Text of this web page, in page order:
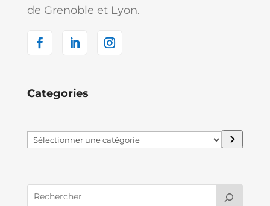
de Grenoble et Lyon.
Categories
Sélectionner